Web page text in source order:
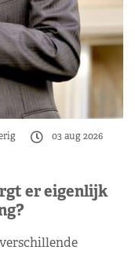
03 aug 2026
er eigenlijk